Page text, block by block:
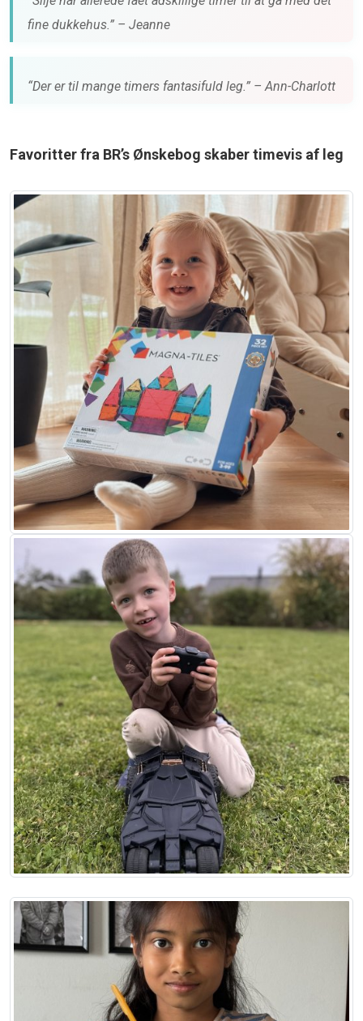
fine dukkehus.” – Jeanne
“Der er til mange timers fantasifuld leg.” – Ann-Charlott
Favoritter fra BR’s Ønskebog skaber timevis af leg